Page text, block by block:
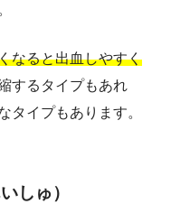
なると出血しやすく
するタイプもあれ
タイプもあります。
しゅ）